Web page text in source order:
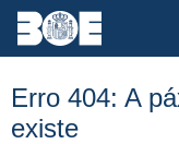
Erro 404: A
existe